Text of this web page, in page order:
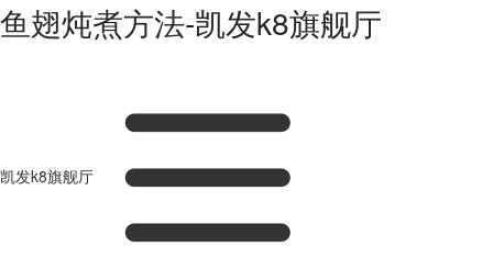
鱼翅炖煮方法-凯发k8旗舰厅
凯发k8旗舰厅